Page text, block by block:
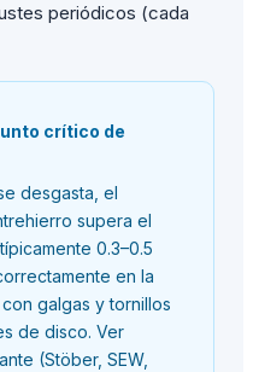
periódicos (cada
crítico de
desgasta, el
supera el
0.3–0.5
en la
galgas y tornillos
de disco. Ver
(Stöber, SEW,